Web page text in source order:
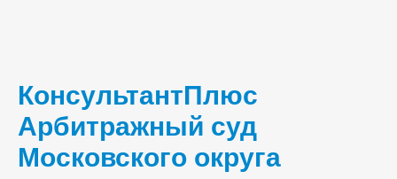
КонсультантПлюс
Арбитражный суд
Московского округа